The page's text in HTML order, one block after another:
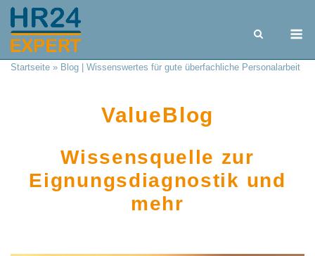
Skip
content
Startseite » Blog | Wissenswertes für gute überfachliche Personalarbeit
ValueBlog
Wissensquelle zur
Eignungsdiagnostik und
mehr